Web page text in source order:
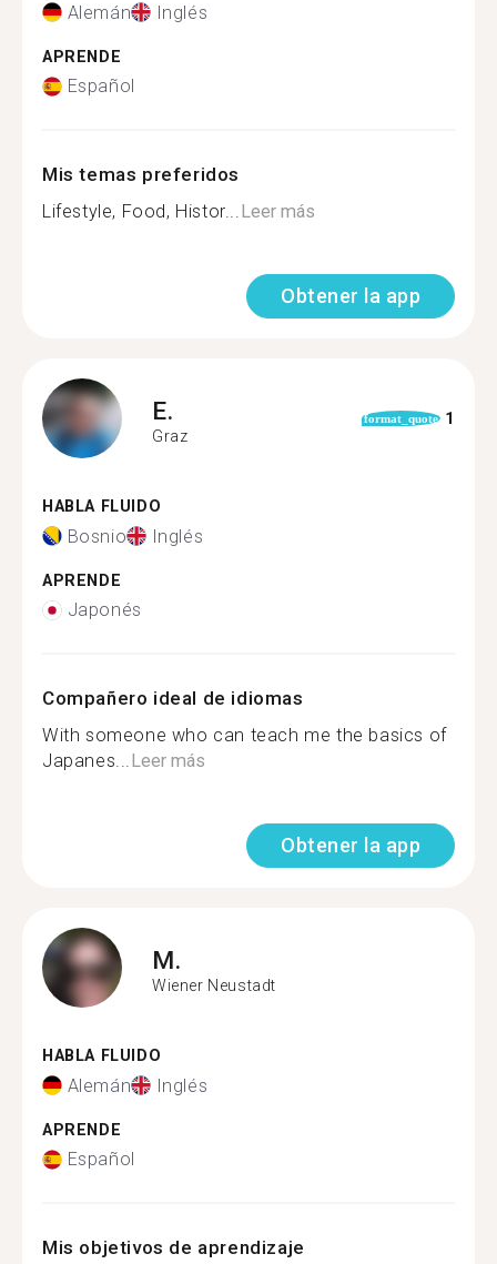
Alemán Inglés
APRENDE
Español
Mis temas preferidos
Lifestyle, Food, Histor...Leer más
Obtener la app
E.
Graz
format_quote 1
HABLA FLUIDO
Bosnio Inglés
APRENDE
Japonés
Compañero ideal de idiomas
With someone who can teach me the basics of
Japanes...Leer más
Obtener la app
M.
Wiener Neustadt
HABLA FLUIDO
Alemán Inglés
APRENDE
Español
Mis objetivos de aprendizaje